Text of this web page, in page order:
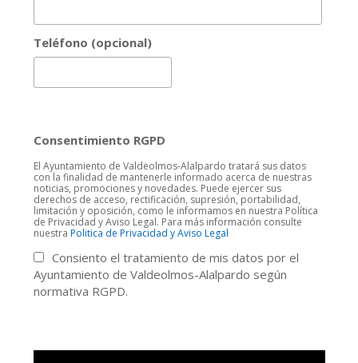
Teléfono (opcional)
Consentimiento RGPD
El Ayuntamiento de Valdeolmos-Alalpardo tratará sus datos
con la finalidad de mantenerle informado acerca de nuestras
noticias, promociones y novedades. Puede ejercer sus
derechos de acceso, rectificación, supresión, portabilidad,
limitación y oposición, como le informamos en nuestra Política
de Privacidad y Aviso Legal. Para más información consulte
nuestra Politica de Privacidad y Aviso Legal
Consiento el tratamiento de mis datos por el
Ayuntamiento de Valdeolmos-Alalpardo según
normativa RGPD.